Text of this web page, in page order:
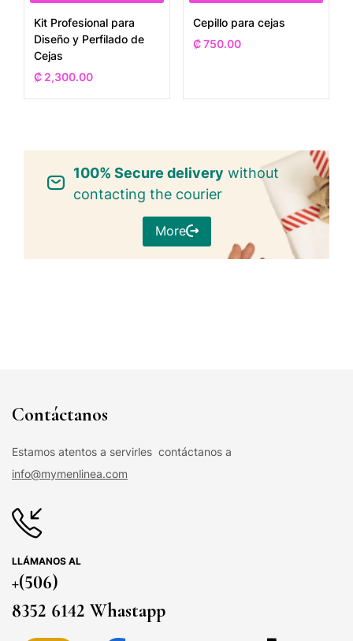
Kit Profesional para
Diseño y Perfilado de
Cejas
₡ 2,300.00
Cepillo para cejas
₡750.00
100% Secure delivery without
contacting the courier
More
Contáctanos
Estamos atentos a servirles contáctanos a
info@mymenlinea.com
LLÁMANOS AL
+(506)
8352 6142 Whastapp